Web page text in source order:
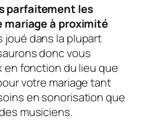
parfaitement les
à proximité
joué dans la plupart
donc vous
en fonction du lieu que
votre mariage tant
en sonorisation que
musiciens.